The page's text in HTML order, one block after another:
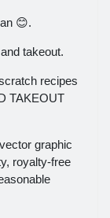
😊.
takeout.
recipes
TAKEOUT
graphic
royalty-free